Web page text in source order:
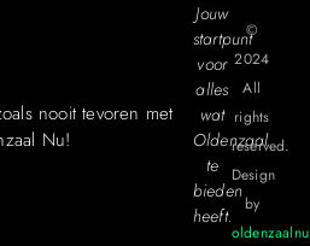
nooit tevoren met
Nu!
Jouw
startpunt
voor
alles
wat
Oldenzaal
te
bieden
heeft.
©
2024
All
rights
reserved.
Design
by